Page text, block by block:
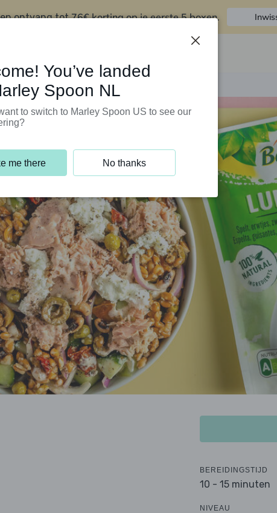
ontvang tot76€ korting op je eerste 5 boxen.
BEREIDINGSTIJD
10 - 15 minuten
NIVEAU
You’ve landed
Spoon NL
to switch to Marley Spoon US to see our
me there No thanks